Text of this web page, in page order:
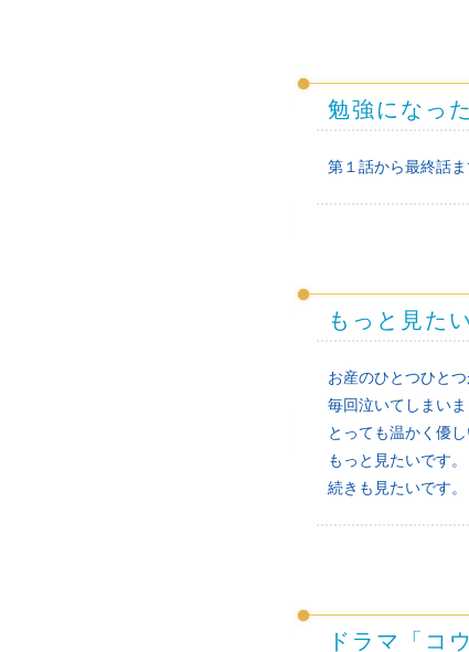
勉強になった
第１話から最終話
もっと見たい
お産のひとつひとつ
毎回泣いてしまい
とっても温かく優
もっと見たいです。
続きも見たいです。
ドラマ「コ